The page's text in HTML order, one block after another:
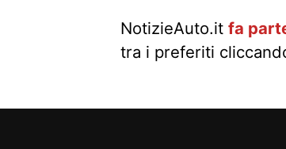
NotizieAuto.it fa
tra i preferiti